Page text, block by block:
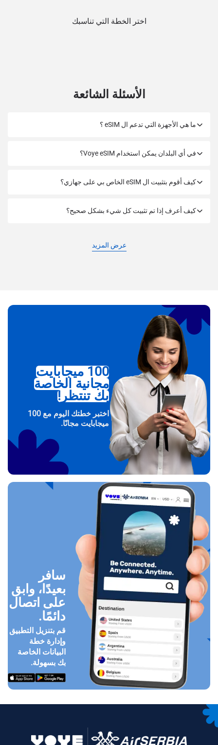
اختر الخطة التي تناسبك
الأسئلة الشائعة
ما هي الأجهزة التي تدعم ال eSIM ؟
في أي البلدان يمكن استخدام Voye eSIM؟
كيف أقوم بتثبيت ال eSIM الخاص بي على جهازي؟
كيف أعرف إذا تم تثبيت كل شيء بشكل صحيح؟
عرض المزيد
100 ميجابايت
مجانية الخاصة
بك تنتظر!
اختبر خطتك اليوم مع 100
ميجابايت مجانًا.
سافر
بعيدًا، وابق
على اتصال
دائمًا.
قم بتنزيل التطبيق
وإدارة خطة
البيانات الخاصة
بك بسهولة.